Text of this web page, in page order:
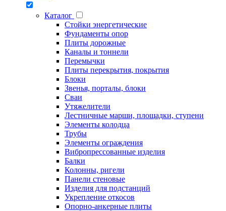
Каталог
Стойки энергетические
Фундаменты опор
Плиты дорожные
Каналы и тоннели
Перемычки
Плиты перекрытия, покрытия
Блоки
Звенья, порталы, блоки
Сваи
Утяжелители
Лестничные марши, площадки, ступени
Элементы колодца
Трубы
Элементы ограждения
Вибропрессованные изделия
Балки
Колонны, ригели
Панели стеновые
Изделия для подстанций
Укрепление откосов
Опорно-анкерные плиты